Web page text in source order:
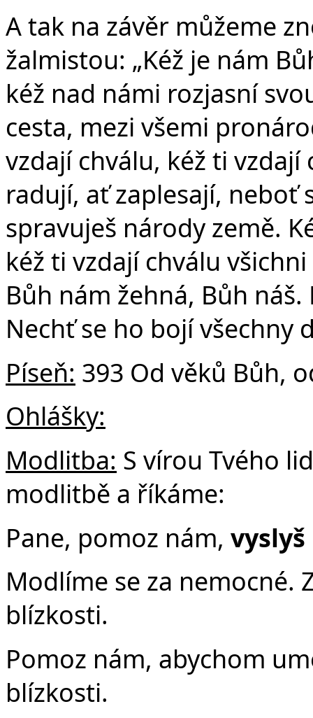
A tak na závěr můžeme
žalmistou: „Kéž je nám
kéž nad námi rozjasní
cesta, mezi všemi
vzdají chválu, kéž ti
radují, ať zaplesají, neboť
spravuješ národy země.
kéž ti vzdají chválu
Bůh nám žehná, Bůh
Nechť se ho bojí všechny
Píseň: 393 Od věků Bůh,
Ohlášky:
Modlitba: S vírou Tvého
modlitbě a říkáme:
Pane, pomoz nám,
Modlíme se za nemocné.
blízkosti.
Pomoz nám, abychom
blízkosti.